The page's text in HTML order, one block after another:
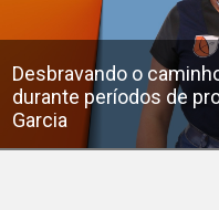
Desbravando o
durante períodos de
Garcia